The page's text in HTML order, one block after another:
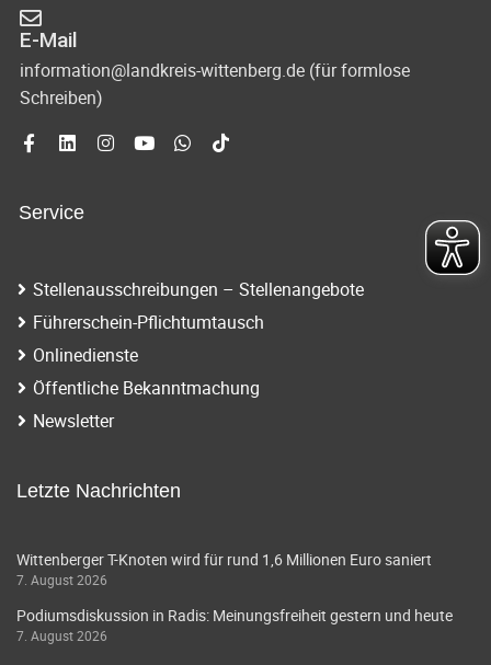
E-Mail
information@landkreis-wittenberg.de (für formlose
Schreiben)
Service
Stellenausschreibungen – Stellenangebote
Führerschein-Pflichtumtausch
Onlinedienste
Öffentliche Bekanntmachung
Newsletter
Letzte Nachrichten
Wittenberger T-Knoten wird für rund 1,6 Millionen Euro saniert
7. August 2026
Podiumsdiskussion in Radis: Meinungsfreiheit gestern und heute
7. August 2026